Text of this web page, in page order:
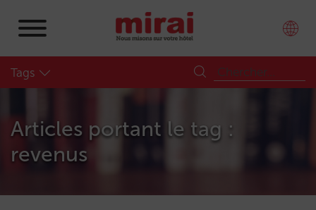
Tags
Articles portant le tag :
revenus